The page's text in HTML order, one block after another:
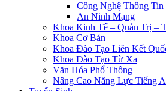
Công Nghệ Thông Tin
An Ninh Mạng
Khoa Kinh Tế – Quản Trị –
Khoa Cơ Bản
Khoa Đào Tạo Liên Kết
Khoa Đào Tạo Từ Xa
Văn Hóa Phổ Thông
Nâng Cao Năng Lực Tiếng